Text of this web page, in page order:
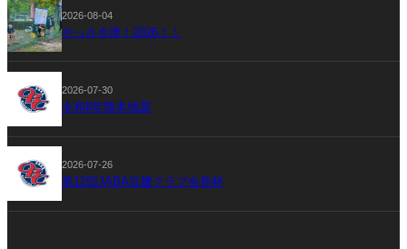
2026-08-04
やっさ今津！2026！！
2026-07-30
令和8年熊本地震
2026-07-26
第12回JABA近畿クラブ会長杯